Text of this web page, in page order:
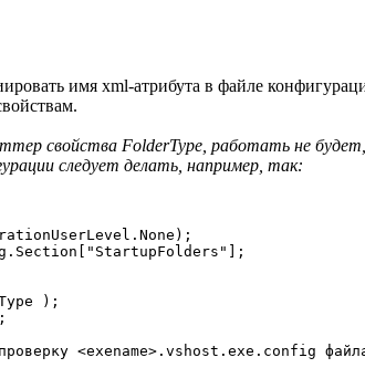
имя xml-атрибута в файле
свойства FolderType, работать не
следует делать, например, так:
);
<exename>.vshost.exe.config